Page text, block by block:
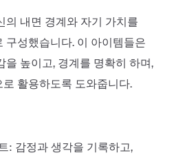
의 내면 경계와 자기 가치를
구성했습니다. 이 아이템들은
을 높이고, 경계를 명확히 하며,
활용하도록 도와줍니다.
: 감정과 생각을 기록하고,